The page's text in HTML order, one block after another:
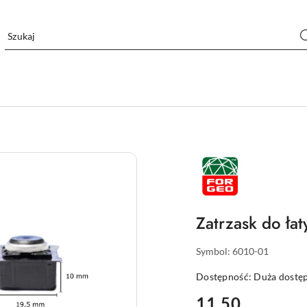
NAZWA
PRODUCENTA:
FORGEO
Zatrzask do
Symbol: 6010-01
Dostępność: Duża
cena:
11.50